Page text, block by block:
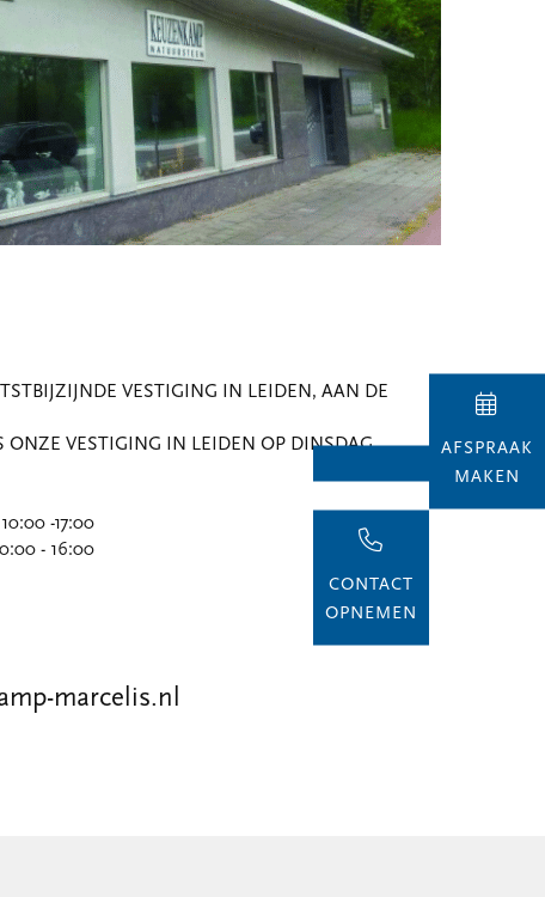
VESTIGING IN LEIDEN, AAN DE
ONZE VESTIGING IN LEIDEN OP DINSDAG
-17:00
16:00
marcelis.nl
AFSPRAAK
MAKEN
CONTACT
OPNEMEN